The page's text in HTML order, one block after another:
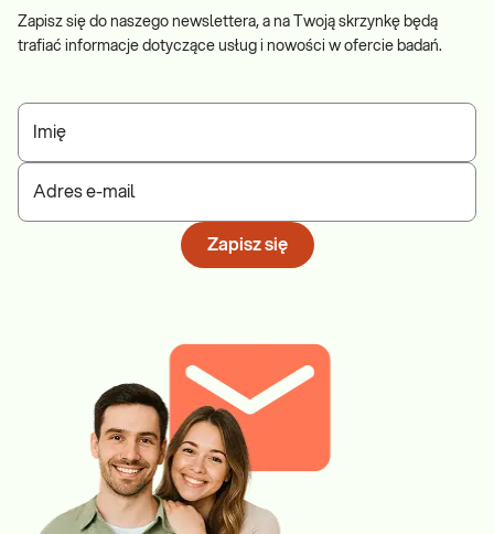
Zapisz się do naszego newslettera, a na Twoją skrzynkę będą
trafiać informacje dotyczące usług i nowości w ofercie badań.
Imię
Adres e-mail
Zapisz się